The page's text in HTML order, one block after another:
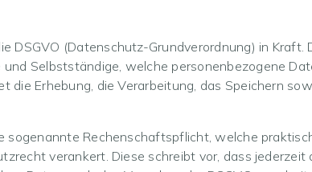
DSGVO (Datenschutz-Grundverordnung) in Kraft.
Selbstständige, welche personenbezogene
die Erhebung, die Verarbeitung, das Speichern
sogenannte Rechenschaftspflicht, welche
verankert. Diese schreibt vor, dass